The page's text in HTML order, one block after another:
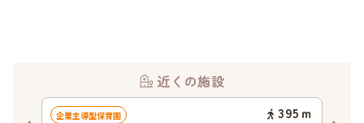
近くの施設
企業主導型保育園 395 ｍ